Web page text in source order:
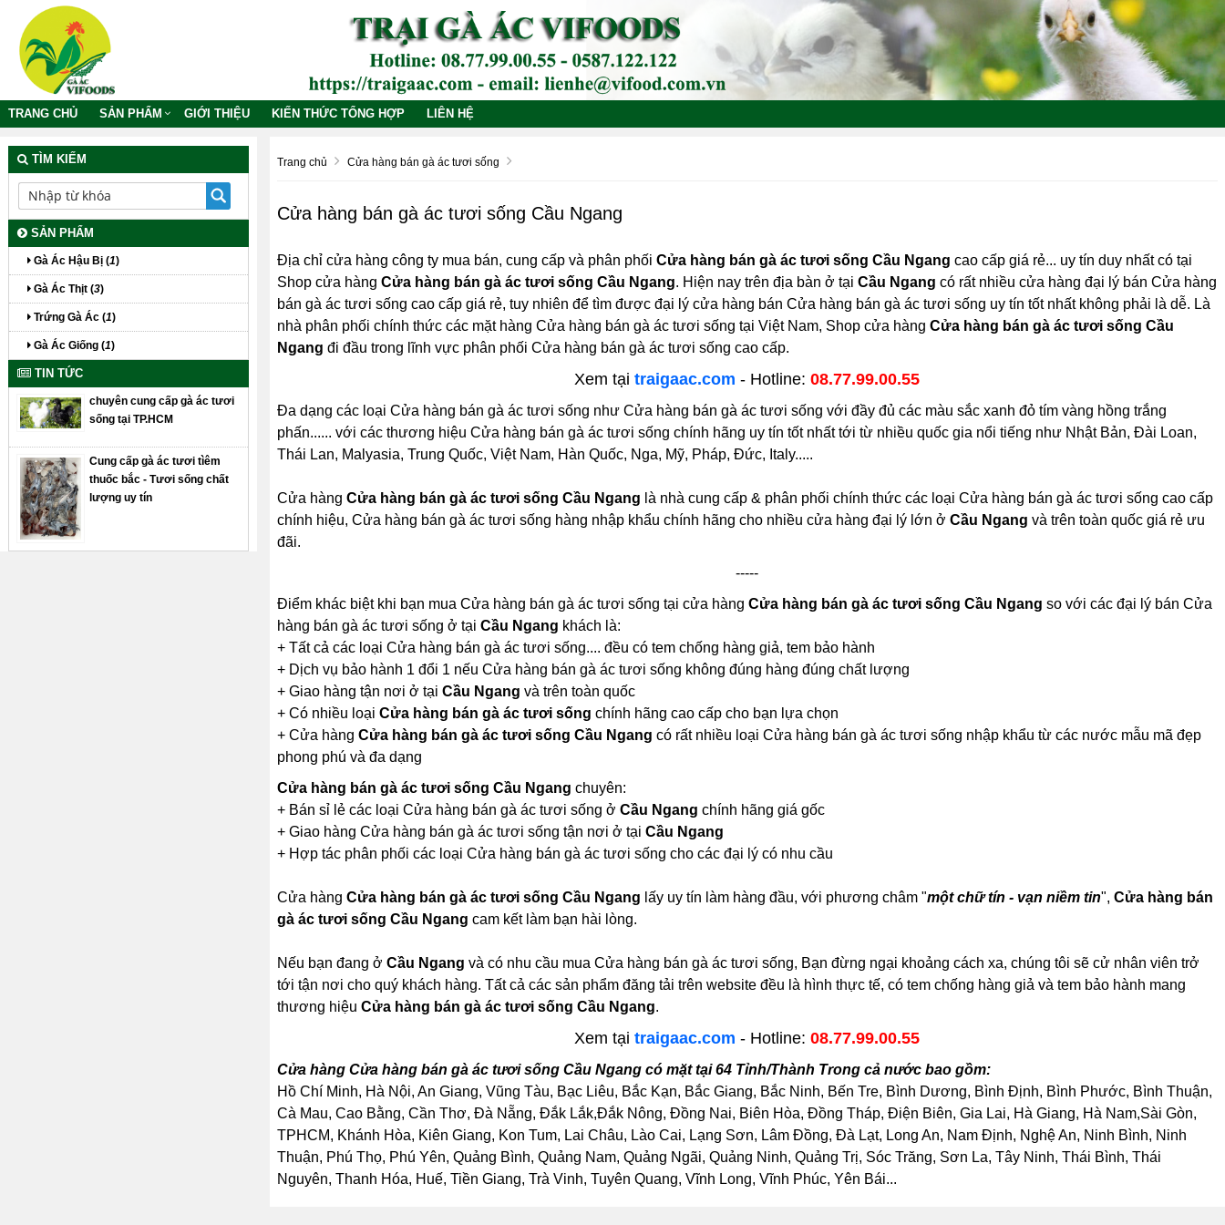
TRANG CHỦ SẢN PHẨM GIỚI THIỆU KIẾN THỨC TỔNG HỢP LIÊN HỆ
Trang chủ Cửa hàng bán gà ác tươi sống
Cửa hàng bán gà ác tươi sống Cầu Ngang
Địa chỉ cửa hàng công ty mua bán, cung cấp và phân phối Cửa hàng bán gà ác tươi sống Cầu Ngang cao cấp giá rẻ... uy tín duy nhất có tại
Shop cửa hàng Cửa hàng bán gà ác tươi sống Cầu Ngang. Hiện nay trên địa bàn ở tại Cầu Ngang có rất nhiều cửa hàng đại lý bán Cửa hàng
bán gà ác tươi sống cao cấp giá rẻ, tuy nhiên để tìm được đại lý cửa hàng bán Cửa hàng bán gà ác tươi sống uy tín tốt nhất không phải là dễ. Là
nhà phân phối chính thức các mặt hàng Cửa hàng bán gà ác tươi sống tại Việt Nam, Shop cửa hàng Cửa hàng bán gà ác tươi sống Cầu
Ngang đi đầu trong lĩnh vực phân phối Cửa hàng bán gà ác tươi sống cao cấp.
Xem tạitraigaac.com - Hotline:08.77.99.00.55
Đa dạng các loại Cửa hàng bán gà ác tươi sống như Cửa hàng bán gà ác tươi sống với đầy đủ các màu sắc xanh đỏ tím vàng hồng trắng
phấn...... với các thương hiệu Cửa hàng bán gà ác tươi sống chính hãng uy tín tốt nhất tới từ nhiều quốc gia nổi tiếng như Nhật Bản, Đài Loan,
Thái Lan, Malyasia, Trung Quốc, Việt Nam, Hàn Quốc, Nga, Mỹ, Pháp, Đức, Italy.....
Cửa hàng Cửa hàng bán gà ác tươi sống Cầu Ngang là nhà cung cấp & phân phối chính thức các loại Cửa hàng bán gà ác tươi sống cao cấp
chính hiệu, Cửa hàng bán gà ác tươi sống hàng nhập khẩu chính hãng cho nhiều cửa hàng đại lý lớn ở Cầu Ngang và trên toàn quốc giá rẻ ưu
đãi.
-----
Điểm khác biệt khi bạn mua Cửa hàng bán gà ác tươi sống tại cửa hàng Cửa hàng bán gà ác tươi sống Cầu Ngang so với các đại lý bán Cửa
hàng bán gà ác tươi sống ở tại Cầu Ngang khách là:
+ Tất cả các loại Cửa hàng bán gà ác tươi sống.... đều có tem chống hàng giả, tem bảo hành
+ Dịch vụ bảo hành 1 đổi 1 nếu Cửa hàng bán gà ác tươi sống không đúng hàng đúng chất lượng
+ Giao hàng tận nơi ở tại Cầu Ngang và trên toàn quốc
+ Có nhiều loại Cửa hàng bán gà ác tươi sống chính hãng cao cấp cho bạn lựa chọn
+ Cửa hàng Cửa hàng bán gà ác tươi sống Cầu Ngang có rất nhiều loại Cửa hàng bán gà ác tươi sống nhập khẩu từ các nước mẫu mã đẹp
phong phú và đa dạng
Cửa hàng bán gà ác tươi sống Cầu Ngang chuyên:
+ Bán sỉ lẻ các loại Cửa hàng bán gà ác tươi sống ở Cầu Ngang chính hãng giá gốc
+ Giao hàng Cửa hàng bán gà ác tươi sống tận nơi ở tại Cầu Ngang
+ Hợp tác phân phối các loại Cửa hàng bán gà ác tươi sống cho các đại lý có nhu cầu
Cửa hàng Cửa hàng bán gà ác tươi sống Cầu Ngang lấy uy tín làm hàng đầu, với phương châm "một chữ tín - vạn niềm tin", Cửa hàng bán
gà ác tươi sống Cầu Ngang cam kết làm bạn hài lòng.
Nếu bạn đang ở Cầu Ngang và có nhu cầu mua Cửa hàng bán gà ác tươi sống, Bạn đừng ngại khoảng cách xa, chúng tôi sẽ cử nhân viên trở
tới tận nơi cho quý khách hàng. Tất cả các sản phẩm đăng tải trên website đều là hình thực tế, có tem chống hàng giả và tem bảo hành mang
thương hiệu Cửa hàng bán gà ác tươi sống Cầu Ngang.
Xem tạitraigaac.com - Hotline:08.77.99.00.55
Cửa hàng Cửa hàng bán gà ác tươi sống Cầu Ngang có mặt tại 64 Tỉnh/Thành Trong cả nước bao gồm:
Hồ Chí Minh, Hà Nội, An Giang, Vũng Tàu, Bạc Liêu, Bắc Kạn, Bắc Giang, Bắc Ninh, Bến Tre, Bình Dương, Bình Định, Bình Phước, Bình Thuận,
Cà Mau, Cao Bằng, Cần Thơ, Đà Nẵng, Đắk Lắk,Đắk Nông, Đồng Nai, Biên Hòa, Đồng Tháp, Điện Biên, Gia Lai, Hà Giang, Hà Nam,Sài Gòn,
TPHCM, Khánh Hòa, Kiên Giang, Kon Tum, Lai Châu, Lào Cai, Lạng Sơn, Lâm Đồng, Đà Lạt, Long An, Nam Định, Nghệ An, Ninh Bình, Ninh
Thuận, Phú Thọ, Phú Yên, Quảng Bình, Quảng Nam, Quảng Ngãi, Quảng Ninh, Quảng Trị, Sóc Trăng, Sơn La, Tây Ninh, Thái Bình, Thái
Nguyên, Thanh Hóa, Huế, Tiền Giang, Trà Vinh, Tuyên Quang, Vĩnh Long, Vĩnh Phúc, Yên Bái...
TÌM KIẾM
SẢN PHẨM
Gà Ác Hậu Bị (1)
Gà Ác Thịt (3)
Trứng Gà Ác (1)
Gà Ác Giống (1)
TIN TỨC
chuyên cung cấp gà ác tươi
sống tại TP.HCM
Cung cấp gà ác tươi tìêm
thuốc bắc - Tươi sống chất
lượng uy tín